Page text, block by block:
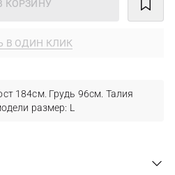
КОРЗИНУ
В ОДИН КЛИК
184см. Грудь 96см. Талия
размер: L